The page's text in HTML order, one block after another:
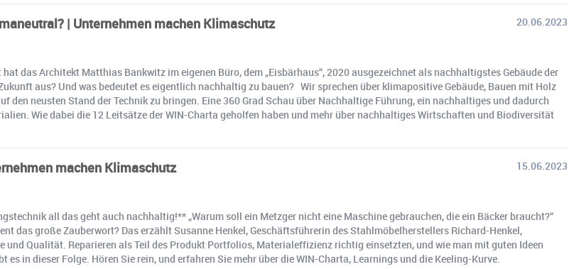
| Unternehmen machen Klimaschutz
20.06.2023
das Architekt Matthias Bankwitz im eigenen Büro, dem „Eisbärhaus“, 2020 ausgezeichnet als nachhaltigstes Gebäude der
aus? Und was bedeutet es eigentlich nachhaltig zu bauen? Wir sprechen über klimapositive Gebäude, Bauen mit Holz
den neusten Stand der Technik zu bringen. Eine 360 Grad Schau über Nachhaltige Führung, ein nachhaltiges und dadurch
Wie dabei die 12 Leitsätze der WIN-Charta geholfen haben und mehr über nachhaltiges Wirtschaften und Biodiversität
machen Klimaschutz
15.06.2023
all das geht auch nachhaltig!** „Warum soll ein Metzger nicht eine Maschine gebrauchen, die ein Bäcker braucht?“
das große Zauberwort? Das erzählt Susanne Henkel, Geschäftsführerin des Stahlmöbelherstellers Richard-Henkel,
Qualität. Reparieren als Teil des Produkt Portfolios, Materialeffizienz richtig einsetzten, und wie man mit guten Ideen
in dieser Folge. Hören Sie rein, und erfahren Sie mehr über die WIN-Charta, Learnings und die Keeling-Kurve.